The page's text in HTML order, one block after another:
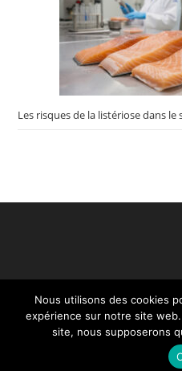
Les risques de la listériose dans
Création Restaurant - Copyright
Nous utilisons des cookies
expérience sur notre site
site, nous supposerons